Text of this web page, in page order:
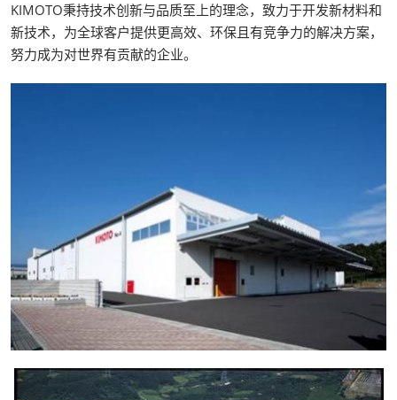
KIMOTO秉持技术创新与品质至上的理念，致力于开发新材料和
新技术，为全球客户提供更高效、环保且有竞争力的解决方案，
努力成为对世界有贡献的企业。